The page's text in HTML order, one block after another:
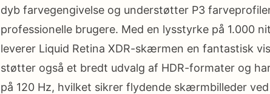
dyb farvegengivelse og understøtter P3
professionelle brugere. Med en lysstyrke på 1.000
leverer Liquid Retina XDR-skærmen en fantastisk
støtter også et bredt udvalg af HDR-formater og
på 120 Hz, hvilket sikrer flydende skærmbilleder